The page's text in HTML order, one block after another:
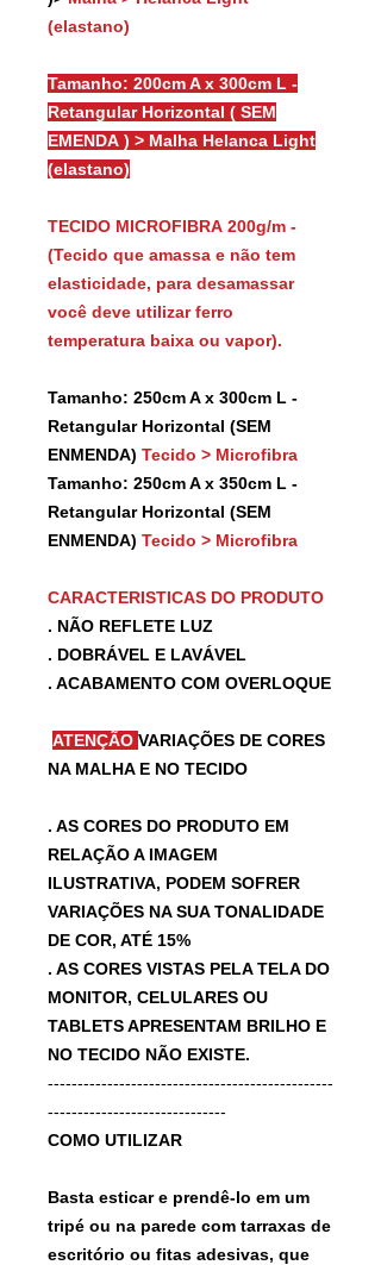
(elastano)
Tamanho: 200cm A x 300cm L -
Retangular Horizontal ( SEM
EMENDA ) > Malha Helanca Light
(elastano)
TECIDO MICROFIBRA 200g/m -
(Tecido que amassa e não tem
elasticidade, para desamassar
você deve utilizar ferro
temperatura baixa ou vapor).
Tamanho: 250cm A x 300cm L -
Retangular Horizontal (SEM
ENMENDA) Tecido > Microfibra
Tamanho: 250cm A x 350cm L -
Retangular Horizontal (SEM
ENMENDA) Tecido > Microfibra
CARACTERISTICAS DO PRODUTO
. NÃO REFLETE LUZ
. DOBRÁVEL E LAVÁVEL
. ACABAMENTO COM OVERLOQUE
ATENÇÃO VARIAÇÕES DE CORES
NA MALHA E NO TECIDO
. AS CORES DO PRODUTO EM
RELAÇÃO A IMAGEM
ILUSTRATIVA, PODEM SOFRER
VARIAÇÕES NA SUA TONALIDADE
DE COR, ATÉ 15%
. AS CORES VISTAS PELA TELA DO
MONITOR, CELULARES OU
TABLETS APRESENTAM BRILHO E
NO TECIDO NÃO EXISTE.
------------------------------------------------
------------------------------
COMO UTILIZAR
Basta esticar e prendê-lo em um
tripé ou na parede com tarraxas de
escritório ou fitas adesivas, que